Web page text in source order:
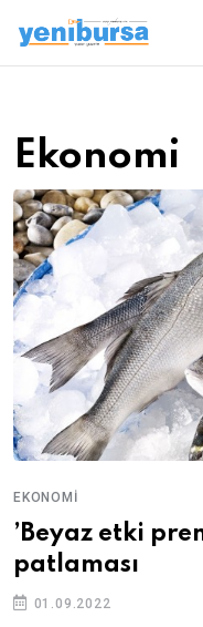
Ekonomi
EKONOMI
’Beyaz etki
patlaması
01.09.2022